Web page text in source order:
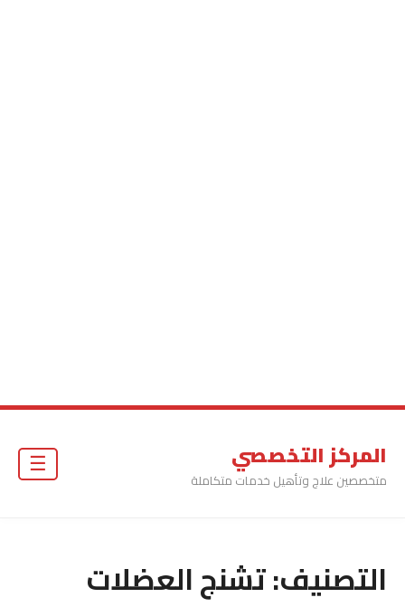
المركز التخصصي
متخصصين علاج وتأهيل خدمات متكاملة
التصنيف:تشنج العضلات